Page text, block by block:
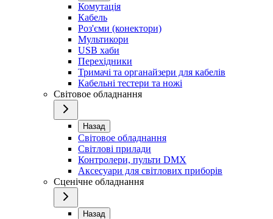
Комутація
Кабель
Роз'єми (конектори)
Мультикори
USB хаби
Перехідники
Тримачі та органайзери для кабелів
Кабельні тестери та ножі
Світовое обладнання
Назад
Світовое обладнання
Світлові прилади
Контролери, пульти DMX
Аксесуари для світлових приборів
Сценічне обладнання
Назад